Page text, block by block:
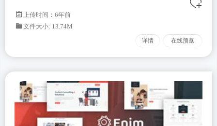
上传时间：6年前
文件大小: 13.74M
详情 在线预览